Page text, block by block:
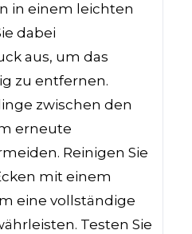
in einem leichten
dabei
aus, um das
zu entfernen.
zwischen den
erneute
Reinigen Sie
mit einem
eine vollständige
Testen Sie